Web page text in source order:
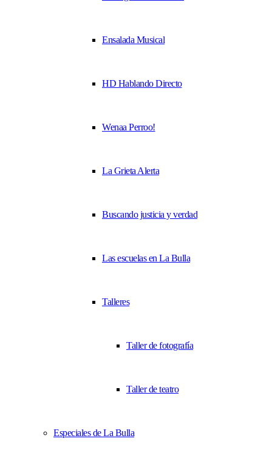
Ensalada Musical
HD Hablando Directo
Wenaa Perroo!
La Grieta Alerta
Buscando justicia y verdad
Las escuelas en La Bulla
Talleres
Taller de fotografía
Taller de teatro
Especiales de La Bulla